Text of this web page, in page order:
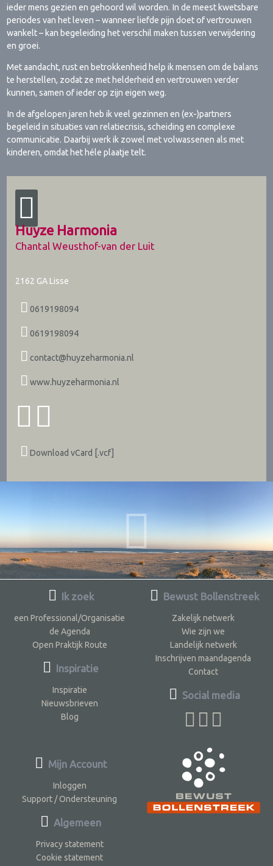
ieder mens gezien en gehoord wil worden. In de meest kwetsbare
periodes van het leven – wanneer liefde pijn doet of vertrouwen
wankelt – kan begeleiding het verschil maken tussen verwijdering
en groei.
Met aandacht, rust en betrokkenheid help ik mensen om de balans
te herstellen, zodat ze met helderheid en vertrouwen verder
kunnen, samen of ieder op zijn eigen weg.
In de afgelopen jaren heb ik veel gezinnen en (ex-)partners
begeleid in situaties van relatiecrisis, scheiding en complexe
communicatie. Daarbij werk ik zowel met volwassenen als met
kinderen, omdat het héle plaatje telt.
Huyze Harmonia
Chantal Weusthof-van der Luit
2162 GA Lisse
0619198094
0619198094
contact@huyzeharmonia.nl
www.huyzeharmonia.nl
Download vCard [.vcf]
Ik zoek
een Professional/Organisatie
de Agenda
Open Praktijk Route
Inspiratie
Inspiratie
Nieuwsbrieven
Blog
Bewust Bollenstreek
Zakelijk netwerk
Wie zijn we
Landelijk netwerk
Inschrijven maandagenda
Contact
Social media
Mijn Account
Inloggen
Support / Ondersteuning
Algemeen
Privacy statement
Cookie statement